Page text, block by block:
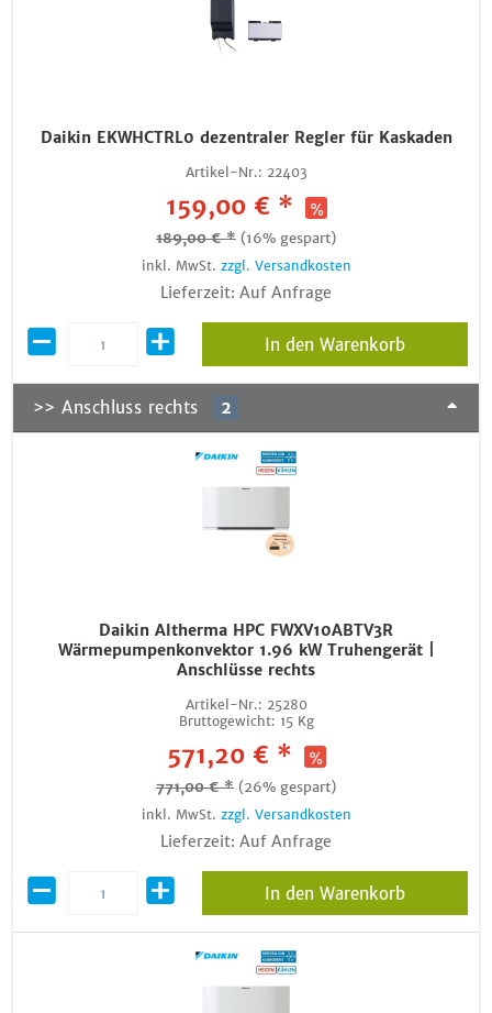
Daikin EKWHCTRL0 dezentraler Regler für Kaskaden
Artikel-Nr.: 22403
159,00 € *
189,00 € * (16% gespart)
inkl. MwSt. zzgl. Versandkosten
Lieferzeit: Auf Anfrage
In den Warenkorb
>> Anschluss rechts 2
Daikin Altherma HPC FWXV10ABTV3R
Wärmepumpenkonvektor 1.96 kW Truhengerät |
Anschlüsse rechts
Artikel-Nr.: 25280
Bruttogewicht: 15 Kg
571,20 € *
771,00 € * (26% gespart)
inkl. MwSt. zzgl. Versandkosten
Lieferzeit: Auf Anfrage
In den Warenkorb